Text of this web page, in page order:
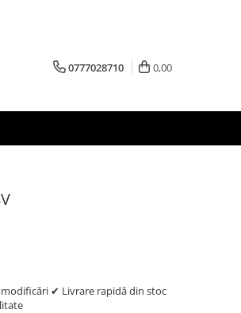
0777028710 0,00
✔ Livrare rapidă din stoc